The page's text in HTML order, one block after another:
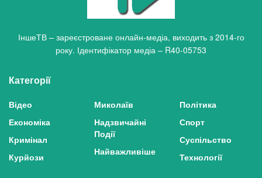
ІншеТВ – зареєстроване онлайн-медіа, виходить з 2014-го
року. Ідентифікатор медіа – R40-05753
Категорії
Відео
Економіка
Кримінал
Курйози
Миколаїв
Надзвичайні
Події
Найважливіше
Політика
Спорт
Суспільство
Технології